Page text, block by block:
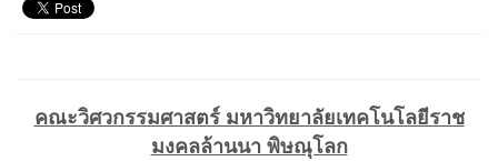
คณะวิศวกรรมศาสตร์ มหาวิทยาลัยเทคโนโลยีราช
มงคลล้านนา พิษณุโลก